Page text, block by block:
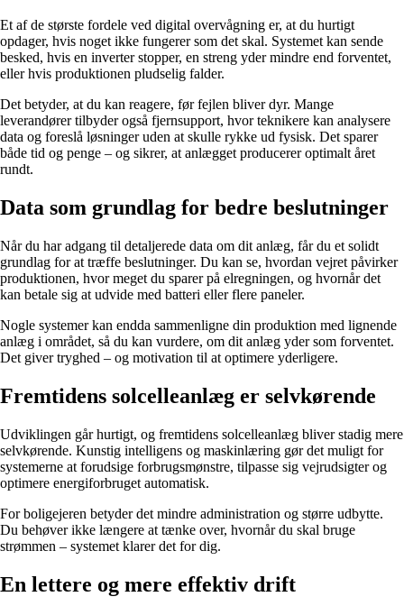
Et af de største fordele ved digital overvågning er, at du hurtigt
opdager, hvis noget ikke fungerer som det skal. Systemet kan sende
besked, hvis en inverter stopper, en streng yder mindre end forventet,
eller hvis produktionen pludselig falder.
Det betyder, at du kan reagere, før fejlen bliver dyr. Mange
leverandører tilbyder også fjernsupport, hvor teknikere kan analysere
data og foreslå løsninger uden at skulle rykke ud fysisk. Det sparer
både tid og penge – og sikrer, at anlægget producerer optimalt året
rundt.
Data som grundlag for bedre beslutninger
Når du har adgang til detaljerede data om dit anlæg, får du et solidt
grundlag for at træffe beslutninger. Du kan se, hvordan vejret påvirker
produktionen, hvor meget du sparer på elregningen, og hvornår det
kan betale sig at udvide med batteri eller flere paneler.
Nogle systemer kan endda sammenligne din produktion med lignende
anlæg i området, så du kan vurdere, om dit anlæg yder som forventet.
Det giver tryghed – og motivation til at optimere yderligere.
Fremtidens solcelleanlæg er selvkørende
Udviklingen går hurtigt, og fremtidens solcelleanlæg bliver stadig mere
selvkørende. Kunstig intelligens og maskinlæring gør det muligt for
systemerne at forudsige forbrugsmønstre, tilpasse sig vejrudsigter og
optimere energiforbruget automatisk.
For boligejeren betyder det mindre administration og større udbytte.
Du behøver ikke længere at tænke over, hvornår du skal bruge
strømmen – systemet klarer det for dig.
En lettere og mere effektiv drift